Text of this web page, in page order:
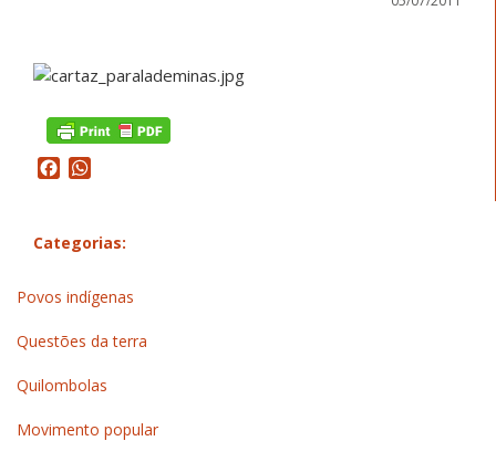
Facebook
Categorias:
Povos indígenas
Questões da terra
Quilombolas
Movimento popular